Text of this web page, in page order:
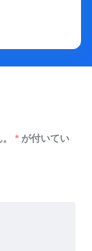
* が付いてい